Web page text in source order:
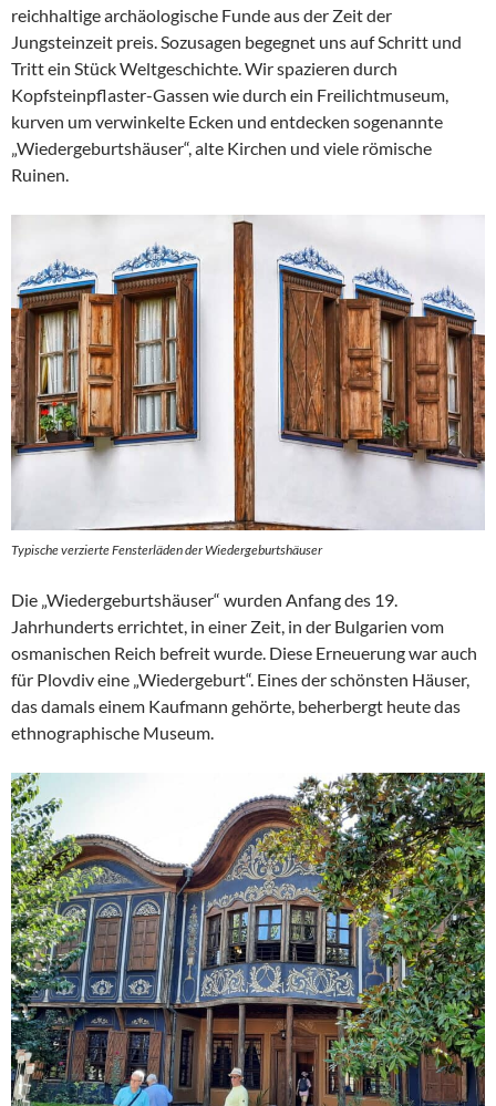
reichhaltige archäologische Funde aus der Zeit der
Jungsteinzeit preis. Sozusagen begegnet uns auf Schritt und
Tritt ein Stück Weltgeschichte. Wir spazieren durch
Kopfsteinpflaster-Gassen wie durch ein Freilichtmuseum,
kurven um verwinkelte Ecken und entdecken sogenannte
„Wiedergeburtshäuser“, alte Kirchen und viele römische
Ruinen.
Typische verzierte Fensterläden der Wiedergeburtshäuser
Die „Wiedergeburtshäuser“ wurden Anfang des 19.
Jahrhunderts errichtet, in einer Zeit, in der Bulgarien vom
osmanischen Reich befreit wurde. Diese Erneuerung war auch
für Plovdiv eine „Wiedergeburt“. Eines der schönsten Häuser,
das damals einem Kaufmann gehörte, beherbergt heute das
ethnographische Museum.